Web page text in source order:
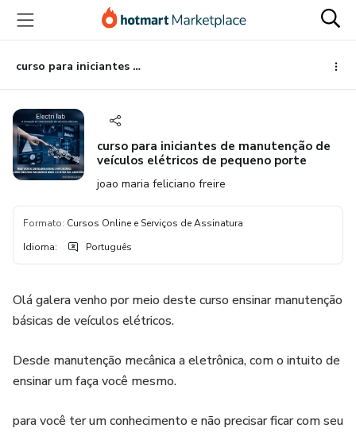
para
conteúdo
principal
para
pagamento
para
rodapé
curso para iniciantes de manutenção de veículos elétricos de pequeno porte
curso para iniciantes de manutenção de
veículos elétricos de pequeno porte
joao maria feliciano freire
Formato: Cursos Online e Serviços de Assinatura
Idioma: Português
Olá galera venho por meio deste curso ensinar manutenção
básicas de veículos elétricos.
Desde manutenção mecânica a eletrônica, com o intuito de
ensinar um faça você mesmo.
para você ter um conhecimento e não precisar ficar com seu